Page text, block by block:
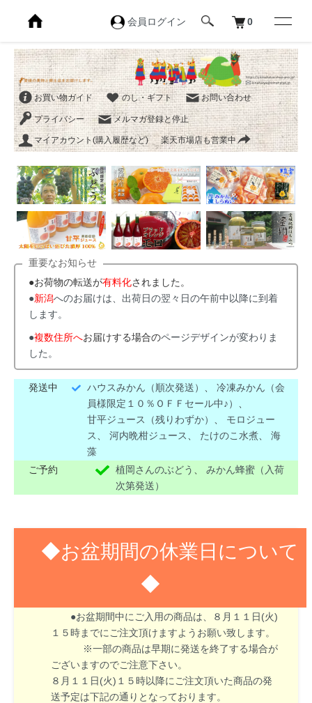
会員ログイン 0
お買い物ガイド のし・ギフト お問い合わせ
プライバシー メルマガ登録と停止
マイアカウント(購入履歴など) 楽天市場店も営業中
重要なお知らせ
●お荷物の転送が有料化されました。
●新潟へのお届けは、出荷日の翌々日の午前中以降に到着
します。
●複数住所へお届けする場合のページデザインが変わりま
した。
発送中 ハウスみかん（順次発送） 、冷凍みかん（会
員様限定１０％ＯＦＦセール中♪）
甘平ジュース（残りわずか）
モロジュー
ス
、河内晩柑ジュース たけのこ水煮 、海
藻
ご予約
植岡さんのぶどう 、みかん蜂蜜（入荷
次第発送）
◆お盆期間の休業日について
◆
８月１３日(木)～１６日(日)はお盆期間のため休業
●お盆期間中にご入用の商品は、８月１１日(火)
１５時までにご注文頂けますようお願い致します。
※一部の商品は早期に発送を終了する場合が
ございますのでご注意下さい。
８月１１日(火)１５時以降にご注文頂いた商品の発
送予定は下記の通りとなっております。